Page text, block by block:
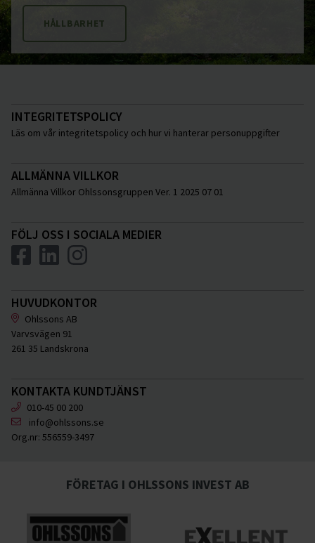
HÅLLBARHET
INTEGRITETSPOLICY
Läs om vår integritetspolicy och hur vi hanterar personuppgifter
ALLMÄNNA VILLKOR
Allmänna Villkor Ohlssonsgruppen Ver. 1 2025 07 01
FÖLJ OSS I SOCIALA MEDIER
HUVUDKONTOR
Ohlssons AB
Varvsvägen 91
261 35 Landskrona
KONTAKTA KUNDTJÄNST
010-45 00 200
info@ohlssons.se
Org.nr: 556559-3497
FÖRETAG I OHLSSONS INVEST AB